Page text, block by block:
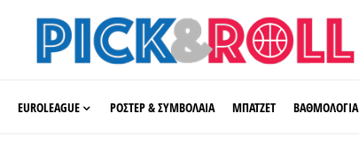
EUROLEAGUE ΡΟΣΤΕΡ & ΣΥΜΒΟΛΑΙΑ ΜΠΑΤΖΕΤ ΒΑΘΜΟΛΟΓΙΑ